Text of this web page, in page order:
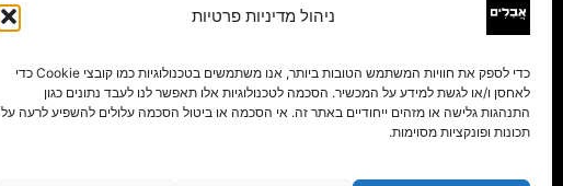
ניהול מדיניות פרטיות
כדי לספק את חוויות המשתמש הטובות ביותר, אנו משתמשים בטכנולוגיות כמו קובצי Cookie כדי
לאחסן ו/או לגשת למידע על המכשיר. הסכמה לטכנולוגיות אלו תאפשר לנו לעבד נתונים כגון
התנהגות גלישה או מזהים ייחודיים באתר זה. אי הסכמה או ביטול הסכמה עלולים להשפיע לרעה על
תכונות ופונקציות מסוימות.